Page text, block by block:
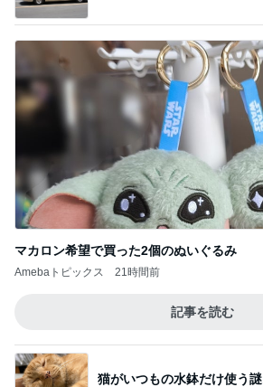
マカロン希望で買った2個のぬいぐるみ
Amebaトピックス 21時間前
記事を読む
猫がいつもの水鉢だけ使う謎